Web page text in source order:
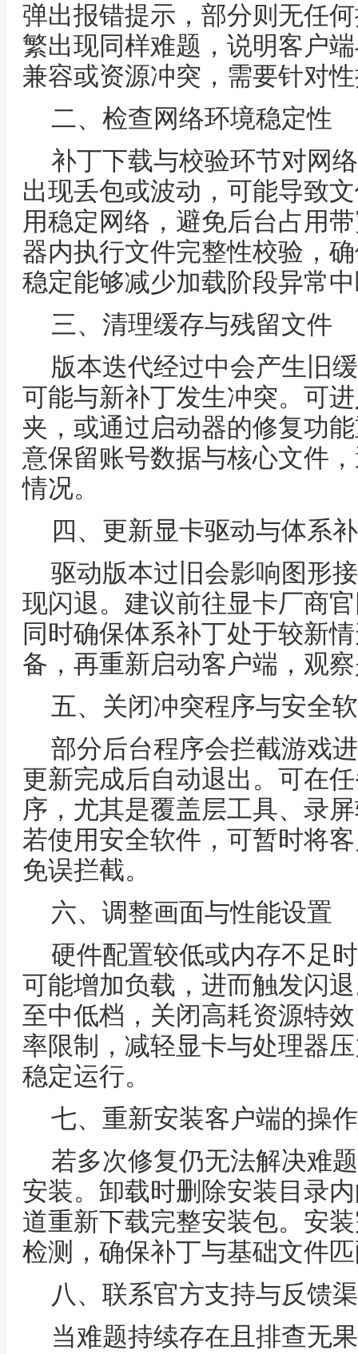
弹出报错提示，部分则无任
繁出现同样难题，说明客户
兼容或资源冲突，需要针对
二、检查网络环境稳定性
补丁下载与校验环节对网
出现丢包或波动，可能导致
用稳定网络，避免后台占用
器内执行文件完整性校验，
稳定能够减少加载阶段异常
三、清理缓存与残留文件
版本迭代经过中会产生旧
可能与新补丁发生冲突。可
夹，或通过启动器的修复功
意保留账号数据与核心文件
情况。
四、更新显卡驱动与体系
驱动版本过旧会影响图形
现闪退。建议前往显卡厂商
同时确保体系补丁处于较新
备，再重新启动客户端，观
五、关闭冲突程序与安全
部分后台程序会拦截游戏
更新完成后自动退出。可在
序，尤其是覆盖层工具、录
若使用安全软件，可暂时将
免误拦截。
六、调整画面与性能设置
硬件配置较低或内存不足
可能增加负载，进而触发闪
至中低档，关闭高耗资源特
率限制，减轻显卡与处理器
稳定运行。
七、重新安装客户端的操
若多次修复仍无法解决难
安装。卸载时删除安装目录
道重新下载完整安装包。安
检测，确保补丁与基础文件
八、联系官方支持与反馈
当难题持续存在且排查无